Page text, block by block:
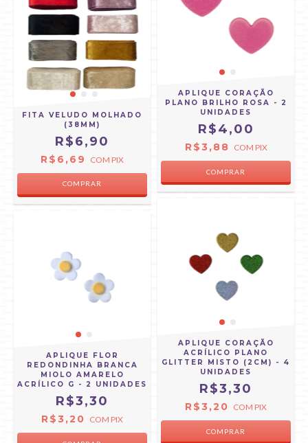
FITA VELUDO MOLHADO
(38MM)
R$6,90
R$6,69 COM PIX
COMPRAR
APLIQUE CORAÇÃO
PLANO BRILHO ROSA - 2
UNIDADES
R$4,00
R$3,88 COM PIX
APLIQUE FLOR
REDONDINHA BRANCA
MIOLO AMARELO
ACRÍLICO G - 2 UNIDADES
R$3,30
R$3,20 COM PIX
APLIQUE CORAÇÃO
ACRÍLICO PLANO
GLITTER MISTO (2CM) - 4
UNIDADES
R$3,30
R$3,20 COM PIX